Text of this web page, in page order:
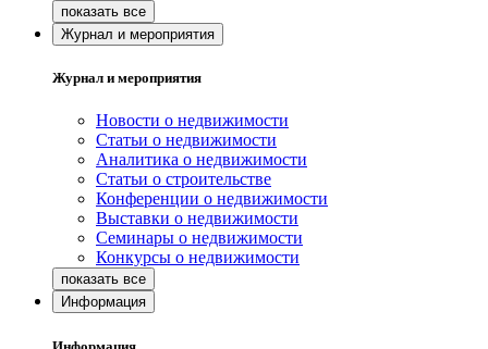
Журнал и мероприятия
Журнал и мероприятия
Новости о недвижимости
Статьи о недвижимости
Аналитика о недвижимости
Статьи о строительстве
Конференции о недвижимости
Выставки о недвижимости
Семинары о недвижимости
Конкурсы о недвижимости
Информация
Информация